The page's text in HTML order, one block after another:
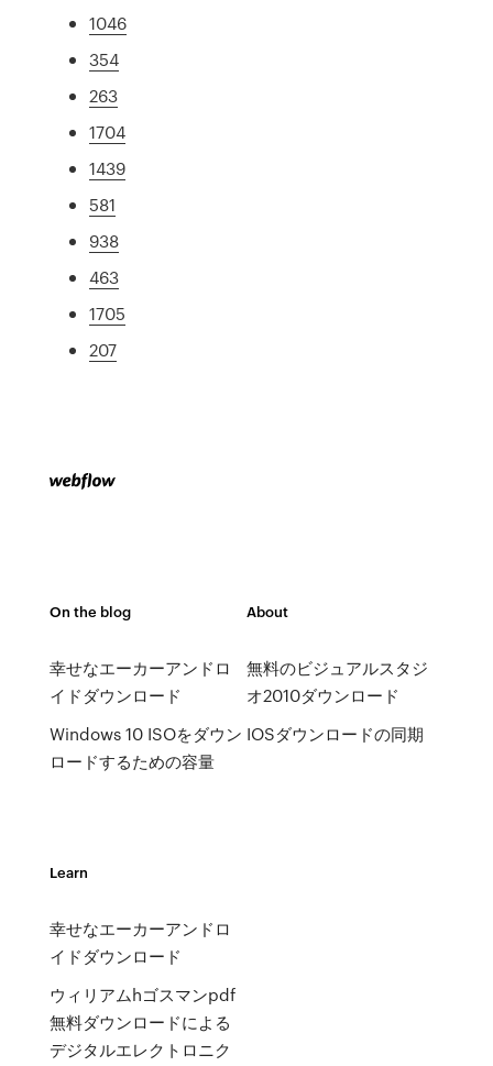
1046
354
263
1704
1439
581
938
463
1705
207
On the blog
幸せなエーカーアンドロ
イドダウンロード
Windows 10 ISOをダウン
ロードするための容量
About
無料のビジュアルスタジ
オ2010ダウンロード
IOSダウンロードの同期
Learn
幸せなエーカーアンドロ
イドダウンロード
ウィリアムhゴスマンpdf
無料ダウンロードによる
デジタルエレクトロニク